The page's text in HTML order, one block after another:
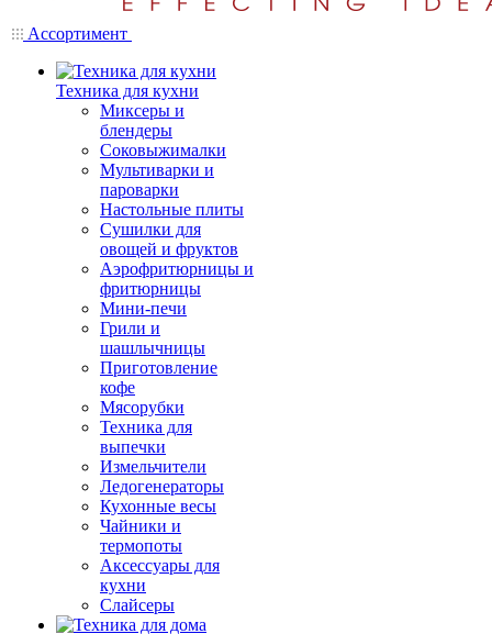
Ассортимент
Техника для кухни
Миксеры и
блендеры
Соковыжималки
Мультиварки и
пароварки
Настольные плиты
Сушилки для
овощей и фруктов
Аэрофритюрницы и
фритюрницы
Мини-печи
Грили и
шашлычницы
Приготовление
кофе
Мясорубки
Техника для
выпечки
Измельчители
Ледогенераторы
Кухонные весы
Чайники и
термопоты
Аксессуары для
кухни
Слайсеры